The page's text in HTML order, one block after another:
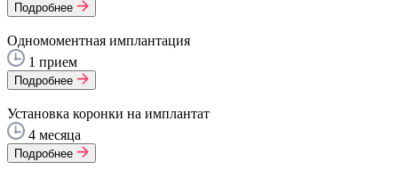
Подробнее
Одномоментная имплантация
1 прием
Подробнее
Установка коронки на имплантат
4 месяца
Подробнее